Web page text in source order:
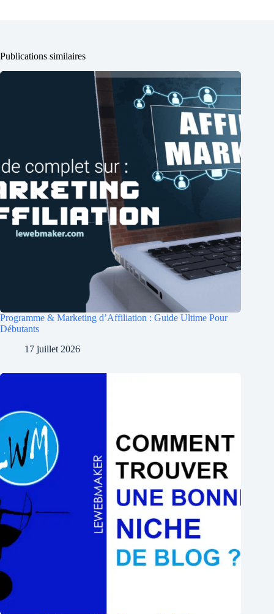
Publications similaires
Programme & Marketing d’Affiliation : Guide Ultime Pour
Débutants
17 juillet 2026